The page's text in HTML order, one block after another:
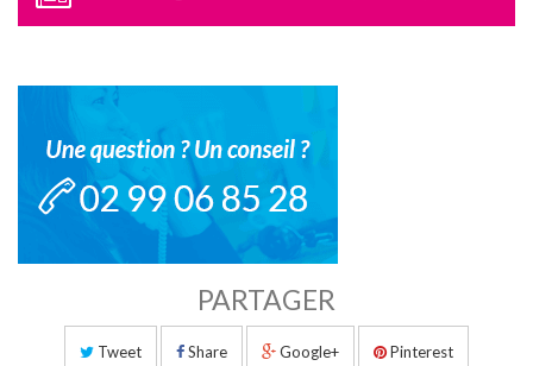
PARTAGER
Tweet Share Google+ Pinterest